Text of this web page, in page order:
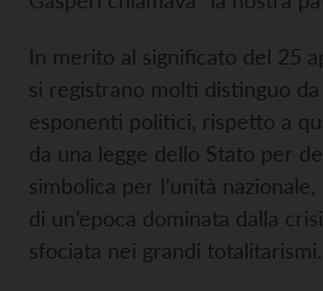
In merito al significato del 25
si registrano molti distinguo
esponenti politici, rispetto a
da una legge dello Stato per
simbolica per l’unità
di un’epoca dominata dalla
sfociata nei grandi totalitarismi.